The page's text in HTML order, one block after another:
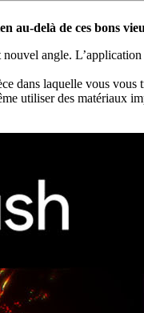
au-delà de ces bons
angle.
dans laquelle vous vous
utiliser des matériaux